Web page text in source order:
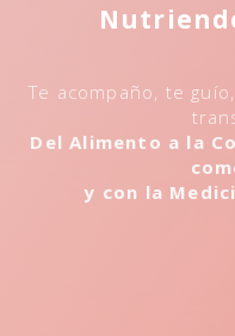
Te acompaño, te
Del Alimento a la
y con la